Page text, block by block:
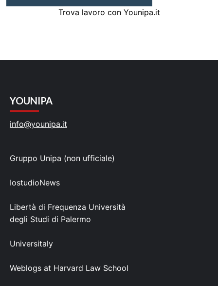
Trova lavoro con Younipa.it
YOUNIPA
info@younipa.it
Gruppo Unipa (non ufficiale)
IostudioNews
Libertà di Frequenza Università
degli Studi di Palermo
Universitaly
Weblogs at Harvard Law School